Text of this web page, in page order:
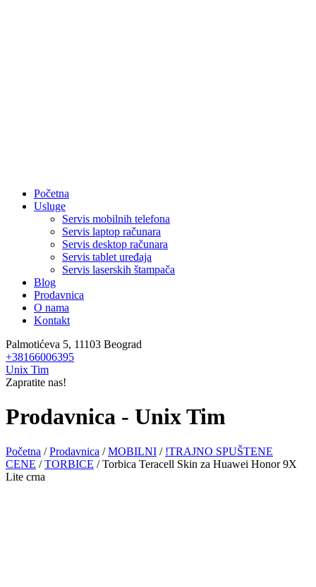
Početna
Usluge
Servis mobilnih telefona
Servis laptop računara
Servis desktop računara
Servis tablet uređaja
Servis laserskih štampača
Blog
Prodavnica
O nama
Kontakt
Palmotićeva 5, 11103 Beograd
+38166006395
Unix Tim
Zapratite nas!
Prodavnica - Unix Tim
Početna /Prodavnica /MOBILNI / !TRAJNO SPUŠTENE
CENE /TORBICE / Torbica Teracell Skin za Huawei Honor 9X
Lite crna